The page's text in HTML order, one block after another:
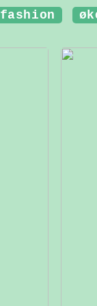
fashion